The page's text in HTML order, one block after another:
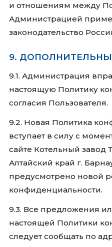
и отношениям между
Администрацией
законодательство
9.
9.1. Администрация
настоящую Политику
согласия Пользователя.
9.2. Новая Политика
вступает в силу с
сайте Котельный
Алтайский край г.
предусмотрено новой
конфиденциальности.
9.3. Все предложения
настоящей Политики
следует сообщать по